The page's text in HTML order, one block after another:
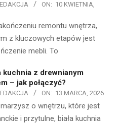
ON: 10 KWIETNIA,
remontu wnętrza,
z kluczowych etapów jest
mebli. To
kuchnia z drewnianym
– jak połączyć?
ON: 13 MARCA, 2026
o wnętrzu, które jest
i przytulne, biała kuchnia